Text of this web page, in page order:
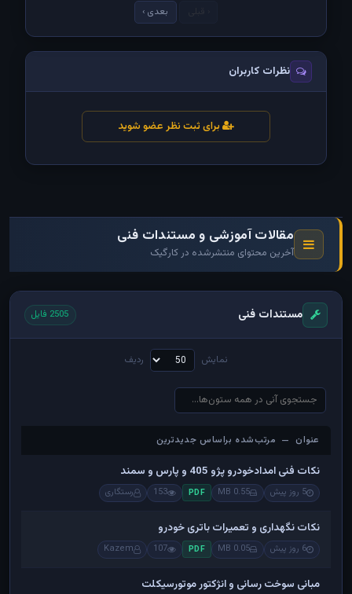
بعدی ›
نظرات کاربران
برای ثبت نظر عضو شوید
مقالات آموزشی و مستندات فنی
آخرین محتوای منتشرشده در کارگیک
مستندات فنی 2505 فایل
نمایش ردیف
عنوان — مرتب‌شده براساس جدیدترین
عنوان — مرتب‌شده براساس جدیدترین
نکات فنی امدادخودرو پژو 405 و پارس و سمند
5 روز پیش 0.55 MB
PDF
153 رستگاری
نکات نگهداری و تعمیرات باتری خودرو
6 روز پیش 0.05 MB
PDF
107
Kazem
مبانی سوخت رسانی و انژکتور موتورسیکلت